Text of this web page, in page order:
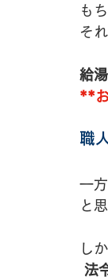
も
そ
給
**
職
一
と
し
法